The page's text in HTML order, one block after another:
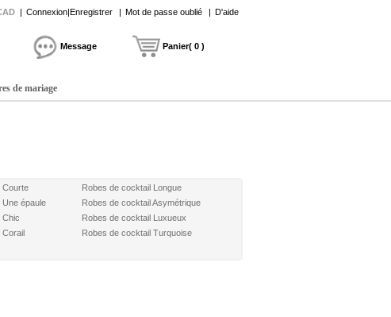
| Connexion|Enregistrer | Mot de passe oublié | D'aide
Message Panier( 0 )
de mariage
Courte
Robes de cocktail Longue
épaule
Robes de cocktail Asymétrique
Chic
Robes de cocktail Luxueux
Corail
Robes de cocktail Turquoise